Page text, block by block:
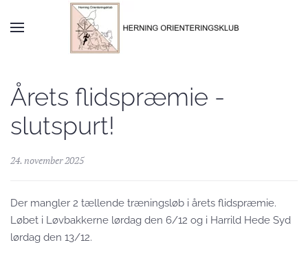
Skip to main content
Årets flidspræmie -
slutspurt!
24. november 2025
Der mangler 2 tællende træningsløb i årets flidspræmie.
Løbet i Løvbakkerne lørdag den 6/12 og i Harrild Hede Syd
lørdag den 13/12.